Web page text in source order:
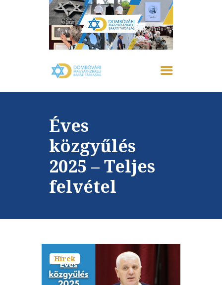
Éves
közgyűlés
2025 – Teljes
felvétel
FŐOLDAL
IZRAELRŐL
AKTUÁLIS
EMLÉKHÁZ
GALÉRIA
PROGRAMOK
KAPCSOLAT
Hírek